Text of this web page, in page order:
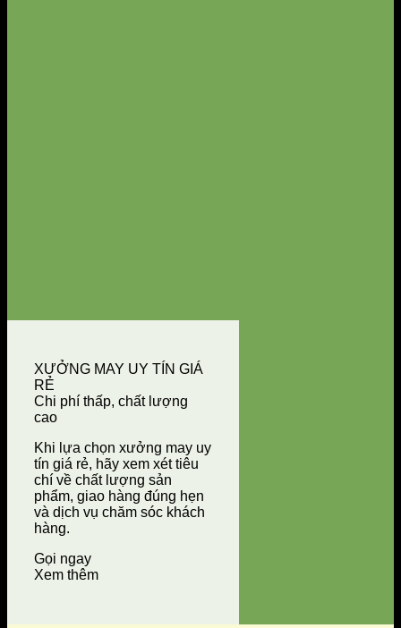
XƯỞNG MAY UY TÍN GIÁ
RẺ
Chi phí thấp, chất lượng
cao
Khi lựa chọn xưởng may uy
tín giá rẻ, hãy xem xét tiêu
chí về chất lượng sản
phẩm, giao hàng đúng hẹn
và dịch vụ chăm sóc khách
hàng.
Gọi ngay
Xem thêm